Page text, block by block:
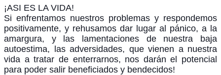
¡ASI ES LA VIDA!
Si enfrentamos nuestros problemas y respondemos
positivamente, y rehusamos dar lugar al pánico, a la
amargura, y las lamentaciones de nuestra baja
autoestima, las adversidades, que vienen a nuestra
vida a tratar de enterrarnos, nos darán el potencial
para poder salir beneficiados y bendecidos!